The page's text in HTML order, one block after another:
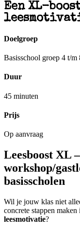
Een XL-
Doelgroep
Basisschool groep 4 t/m
Duur
45 minuten
Prijs
Op aanvraag
Leesboost XL
workshop/
basisscholen
Wil je jouw klas niet
concrete stappen maken
leesmotivatie?